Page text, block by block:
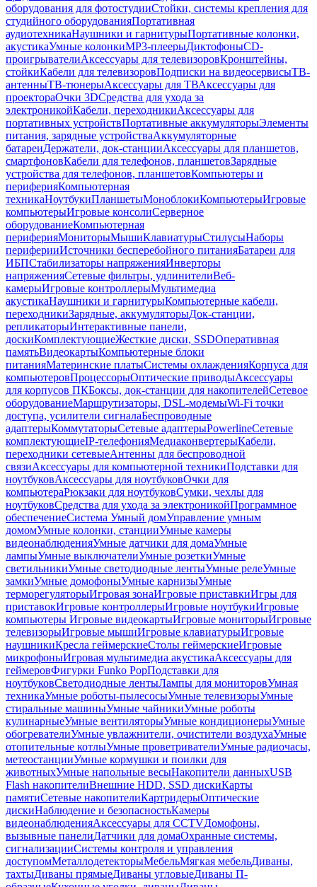
оборудования для фотостудииСтойки, системы крепления для
студийного оборудованияПортативная
аудиотехникаНаушники и гарнитурыПортативные колонки,
акустикаУмные колонкиMP3-плеерыДиктофоныCD-
проигрывателиАксессуары для телевизоровКронштейны,
стойкиКабели для телевизоровПодписки на видеосервисыТВ-
антенныТВ-тюнерыАксессуары для ТВАксессуары для
проектораОчки 3DСредства для ухода за
электроникойКабели, переходникиАксессуары для
портативных устройствПортативные аккумуляторыЭлементы
питания, зарядные устройстваАккумуляторные
батареиДержатели, док-станцииАксессуары для планшетов,
смартфоновКабели для телефонов, планшетовЗарядные
устройства для телефонов, планшетовКомпьютеры и
периферияКомпьютерная
техникаНоутбукиПланшетыМоноблокиКомпьютерыИгровые
компьютерыИгровые консолиСерверное
оборудованиеКомпьютерная
периферияМониторыМышиКлавиатурыСтилусыНаборы
периферииИсточники бесперебойного питанияБатареи для
ИБПСтабилизаторы напряженияИнверторы
напряженияСетевые фильтры, удлинителиВеб-
камерыИгровые контроллерыМультимедиа
акустикаНаушники и гарнитурыКомпьютерные кабели,
переходникиЗарядные, аккумуляторыДок-станции,
репликаторыИнтерактивные панели,
доскиКомплектующиеЖесткие диски, SSDОперативная
памятьВидеокартыКомпьютерные блоки
питанияМатеринские платыСистемы охлажденияКорпуса для
компьютеровПроцессорыОптические приводыАксессуары
для корпусов ПКБоксы, док-станции для накопителейСетевое
оборудованиеМаршрутизаторы, DSL-модемыWi-Fi точки
доступа, усилители сигналаБеспроводные
адаптерыКоммутаторыСетевые адаптерыPowerlineСетевые
комплектующиеIP-телефонияМедиаконвертерыКабели,
переходники сетевыеАнтенны для беспроводной
связиАксессуары для компьютерной техникиПодставки для
ноутбуковАксессуары для ноутбуковОчки для
компьютераРюкзаки для ноутбуковСумки, чехлы для
ноутбуковСредства для ухода за электроникойПрограммное
обеспечениеСистема Умный домУправление умным
домомУмные колонки, станцииУмные камеры
видеонаблюденияУмные датчики для домаУмные
лампыУмные выключателиУмные розеткиУмные
светильникиУмные светодиодные лентыУмные релеУмные
замкиУмные домофоныУмные карнизыУмные
терморегуляторыИгровая зонаИгровые приставкиИгры для
приставокИгровые контроллерыИгровые ноутбукиИгровые
компьютеры Игровые видеокартыИгровые мониторыИгровые
телевизорыИгровые мышиИгровые клавиатурыИгровые
наушникиКресла геймерскиеСтолы геймерскиеИгровые
микрофоныИгровая мультимедиа акустикаАксессуары для
геймеровФигурки Funko PopПодставки для
ноутбуковСветодиодные лентыЛампы для мониторовУмная
техникаУмные роботы-пылесосыУмные телевизорыУмные
стиральные машиныУмные чайникиУмные роботы
кулинарныеУмные вентиляторыУмные кондиционерыУмные
обогревателиУмные увлажнители, очистители воздухаУмные
отопительные котлыУмные проветривателиУмные радиочасы,
метеостанцииУмные кормушки и поилки для
животныхУмные напольные весыНакопители данныхUSB
Flash накопителиВнешние HDD, SSD дискиКарты
памятиСетевые накопителиКартридерыОптические
дискиНаблюдение и безопасностьКамеры
видеонаблюденияАксессуары для CCTVДомофоны,
вызывные панелиДатчики для домаОхранные системы,
сигнализацииСистемы контроля и управления
доступомМеталлодетекторыМебельМягкая мебельДиваны,
тахтыДиваны прямыеДиваны угловыеДиваны П-